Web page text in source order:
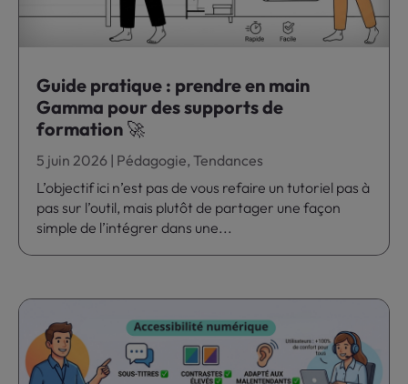
Guide pratique : prendre en main
Gamma pour des supports de
formation 🚀
5 juin 2026 | Pédagogie,Tendances
L’objectif ici n’est pas de vous refaire un tutoriel pas à
pas sur l’outil, mais plutôt de partager une façon
simple de l’intégrer dans une...